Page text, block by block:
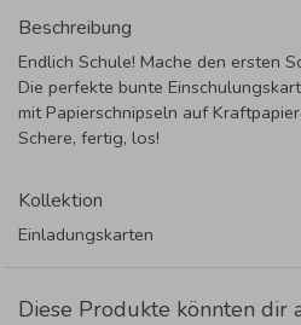
Beschreibung
Endlich Schule! Mache den ersten
Die perfekte bunte
mit Papierschnipseln auf
Schere, fertig, los!
Kollektion
Einladungskarten
Diese Produkte könnten dir